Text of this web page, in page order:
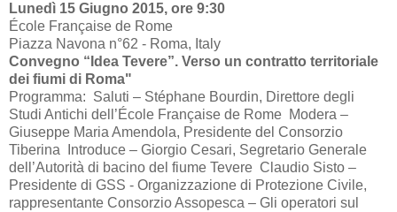
Lunedì 15 Giugno 2015, ore 9:30
École Française de Rome
Piazza Navona n°62 - Roma, Italy
Convegno “Idea Tevere”. Verso un contratto territoriale
dei fiumi di Roma"
Programma: Saluti – Stéphane Bourdin, Direttore degli
Studi Antichi dell’École Française de Rome Modera –
Giuseppe Maria Amendola, Presidente del Consorzio
Tiberina Introduce – Giorgio Cesari, Segretario Generale
dell’Autorità di bacino del fiume Tevere Claudio Sisto –
Presidente di GSS - Organizzazione di Protezione Civile,
rappresentante Consorzio Assopesca – Gli operatori sul